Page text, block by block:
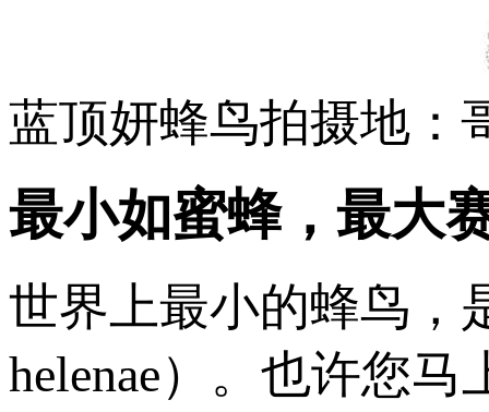
蓝顶妍蜂鸟拍摄地：
最小如蜜蜂，最大
世界上最小的蜂鸟，
helenae）。也许您